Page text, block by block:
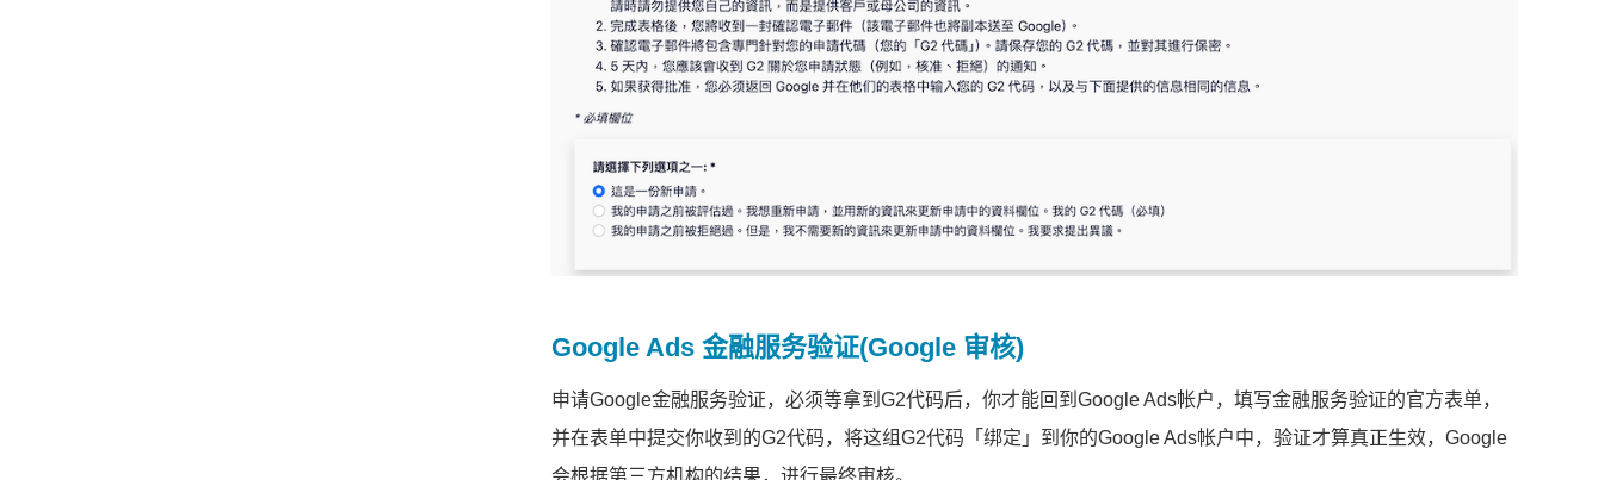
Google Ads 金融服务验证(Google 审核)
申请Google金融服务验证，必须等拿到G2代码后，你才能回到Google Ads帐户，填写金融服务验证的官方表单，
并在表单中提交你收到的G2代码，将这组G2代码「绑定」到你的Google Ads帐户中，验证才算真正生效，Google